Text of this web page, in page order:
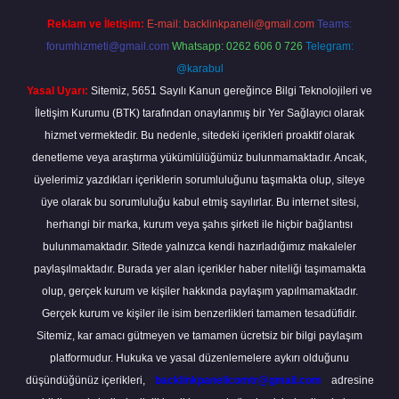
Reklam ve İletişim: E-mail: backlinkpaneli@gmail.com Teams:
forumhizmeti@gmail.com Whatsapp: 0262 606 0 726 Telegram:
@karabul
Yasal Uyarı: Sitemiz, 5651 Sayılı Kanun gereğince Bilgi Teknolojileri ve
İletişim Kurumu (BTK) tarafından onaylanmış bir Yer Sağlayıcı olarak
hizmet vermektedir. Bu nedenle, sitedeki içerikleri proaktif olarak
denetleme veya araştırma yükümlülüğümüz bulunmamaktadır. Ancak,
üyelerimiz yazdıkları içeriklerin sorumluluğunu taşımakta olup, siteye
üye olarak bu sorumluluğu kabul etmiş sayılırlar. Bu internet sitesi,
herhangi bir marka, kurum veya şahıs şirketi ile hiçbir bağlantısı
bulunmamaktadır. Sitede yalnızca kendi hazırladığımız makaleler
paylaşılmaktadır. Burada yer alan içerikler haber niteliği taşımamakta
olup, gerçek kurum ve kişiler hakkında paylaşım yapılmamaktadır.
Gerçek kurum ve kişiler ile isim benzerlikleri tamamen tesadüfidir.
Sitemiz, kar amacı gütmeyen ve tamamen ücretsiz bir bilgi paylaşım
platformudur. Hukuka ve yasal düzenlemelere aykırı olduğunu
düşündüğünüz içerikleri,
backlinkpanelicomtr@gmail.com
adresine